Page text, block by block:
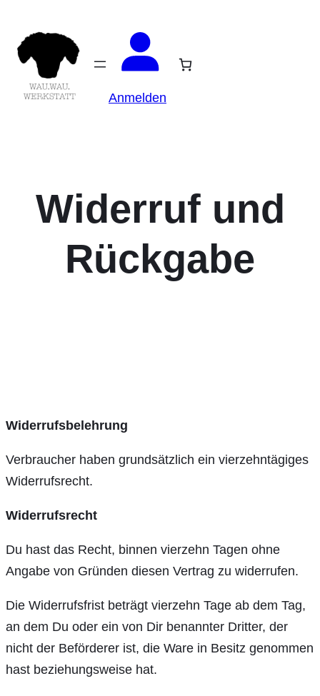
Anmelden
Widerruf und
Rückgabe
Widerrufsbelehrung
Verbraucher haben grundsätzlich ein vierzehntägiges
Widerrufsrecht.
Widerrufsrecht
Du hast das Recht, binnen vierzehn Tagen ohne
Angabe von Gründen diesen Vertrag zu widerrufen.
Die Widerrufsfrist beträgt vierzehn Tage ab dem Tag,
an dem Du oder ein von Dir benannter Dritter, der
nicht der Beförderer ist, die Ware in Besitz genommen
hast beziehungsweise hat.